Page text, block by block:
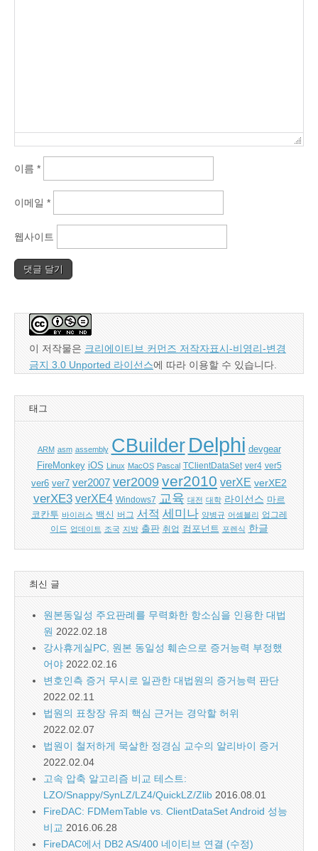
이름 *
이메일 *
웹사이트
이 저작물은 크리에이티브 커먼즈 저작자표시-비영리-변경
금지 3.0 Unported 라이선스에 따라 이용할 수 있습니다.
태그
ARM asm assembly CBuilder Delphi devgear
FireMonkey iOS Linux MacOS Pascal TClientDataSet ver4 ver5
ver6 ver7 ver2007 ver2009 ver2010 verXE verXE2
verXE3 verXE4 Windows7 교육 대전 대학 라이선스 마르
코칸투 바이러스 백신 버그 서적 세미나 양병규 어셈블리 업그레
이드 업데이트 조국 지방 출판 취업 컴포넌트 포렌식 한글
최신 글
원본동일성 주요판례를 무력화한 항소심을 인용한 대법
원 2022.02.18
강사휴게실PC, 원본 동일성 훼손으로 증거능력 부정했
어야 2022.02.16
변호인측 증거 무시로 일관한 대법원의 증거능력 판단
2022.02.11
법원의 표창장 유죄 핵심 근거는 경악할 허위
2022.02.07
법원이 철저하게 묵살한 정경심 교수의 알리바이 증거
2022.02.04
고속 압축 알고리즘 비교 테스트:
LZO/Snappy/SynLZ/LZ4/QuickLZ/Zlib 2016.08.01
FireDAC: FDMemTable vs. ClientDataSet Android 성능
비교 2016.06.28
FireDAC에서 DB2 AS/400 네이티브 연결 (수정)